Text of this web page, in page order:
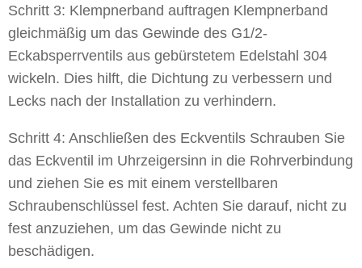
Schritt 3: Klempnerband auftragen Klempnerband
gleichmäßig um das Gewinde des G1/2-
Eckabsperrventils aus gebürstetem Edelstahl 304
wickeln. Dies hilft, die Dichtung zu verbessern und
Lecks nach der Installation zu verhindern.
Schritt 4: Anschließen des Eckventils Schrauben Sie
das Eckventil im Uhrzeigersinn in die Rohrverbindung
und ziehen Sie es mit einem verstellbaren
Schraubenschlüssel fest. Achten Sie darauf, nicht zu
fest anzuziehen, um das Gewinde nicht zu
beschädigen.